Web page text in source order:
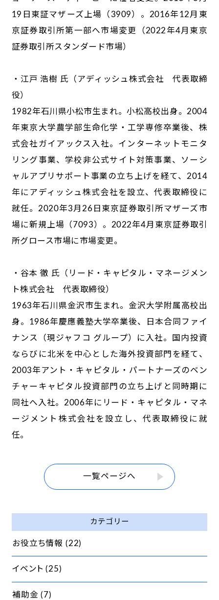
19日東証マザーズ上場（3909）。2016年12月東
京証券取引所第一部へ市場変更（2022年4月東京
証券取引所スタンダード市場）
・江戸 浩樹 氏（アディッシュ株式会社 代表取締
役）
1982年石川県小松市生まれ。小松高校出身。2004
年東京大学農学部生命化学・工学専修卒業後、株
式会社ガイアックス入社。インターネットモニタ
リング事業、学校非公式サイト対策事業、ソーシ
ャルアプリサポート事業の立ち上げを経て、2014
年にアディッシュ株式会社を設立、代表取締役に
就任。2020年3月26日東京証券取引所マザーズ市
場に新規上場（7093）。2022年4月東京証券取引
所グロース市場に市場変更。
・谷本 徹 氏（リード・キャピタル・マネージメン
ト株式会社 代表取締役）
1963年石川県金沢市生まれ。金沢大学附属高校出
身。1986年慶應義塾大学卒業後、日本合同ファイ
ナンス（現ジャフコ グループ）に入社。国内投資
ならびに北米を中心とした海外投資部門を経て、
2003年アント・キャピタル・パートナーズのベン
チャーキャピタル投資部門の立ち上げと同時期に
同社へ入社。2006年にリード・キャピタル・マネ
ージメント株式会社を設立し、代表取締役に就
任。
一覧ページへ
カテゴリー
お役立ち情報 (22)
イベント (25)
補助金 (7)